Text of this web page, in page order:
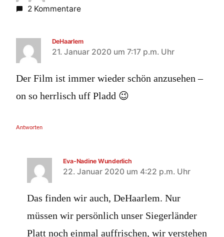
2 Kommentare
DeHaarlem
21. Januar 2020 um 7:17 p.m. Uhr
Der Film ist immer wieder schön anzusehen –
on so herrlisch uff Pladd 😉
Antworten
Eva-Nadine Wunderlich
22. Januar 2020 um 4:22 p.m. Uhr
Das finden wir auch, DeHaarlem. Nur
müssen wir persönlich unser Siegerländer
Platt noch einmal auffrischen, wir verstehen